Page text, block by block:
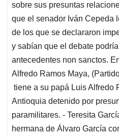
sobre sus presuntas
que el senador Iván Cepeda
de los que se declararon
y sabían que el debate
antecedentes non sanctos.
Alfredo Ramos Maya,
tiene a su papá Luis Alfredo
Antioquia detenido por
paramilitares. - Teresita
hermana de Álvaro García